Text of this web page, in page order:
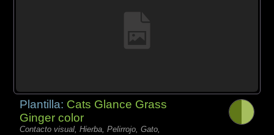
Plantilla: Cats Glance Grass
Ginger color
Contacto visual, Hierba, Pelirrojo, Gato,